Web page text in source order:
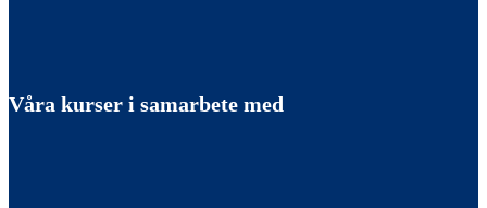
Våra kurser i samarbete med